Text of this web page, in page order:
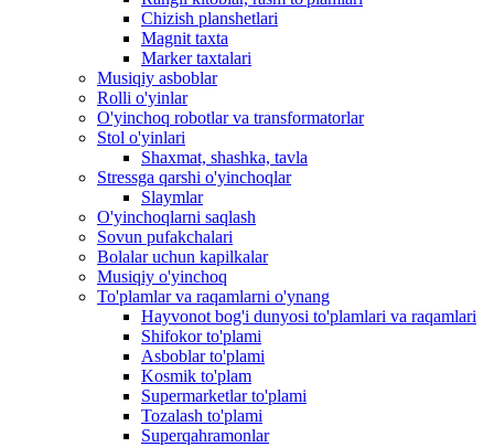
Chizish planshetlari
Magnit taxta
Marker taxtalari
Musiqiy asboblar
Rolli o'yinlar
O'yinchoq robotlar va transformatorlar
Stol o'yinlari
Shaxmat, shashka, tavla
Stressga qarshi o'yinchoqlar
Slaymlar
O'yinchoqlarni saqlash
Sovun pufakchalari
Bolalar uchun kapilkalar
Musiqiy o'yinchoq
To'plamlar va raqamlarni o'ynang
Hayvonot bog'i dunyosi to'plamlari va raqamlari
Shifokor to'plami
Asboblar to'plami
Kosmik to'plam
Supermarketlar to'plami
Tozalash to'plami
Superqahramonlar